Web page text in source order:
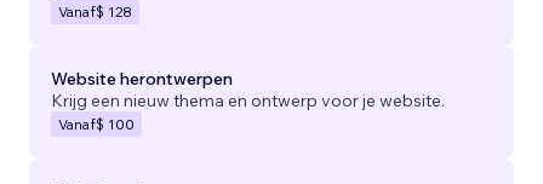
Vanaf$ 128
Website herontwerpen
Krijg een nieuw thema en ontwerp voor je website.
Vanaf$ 100